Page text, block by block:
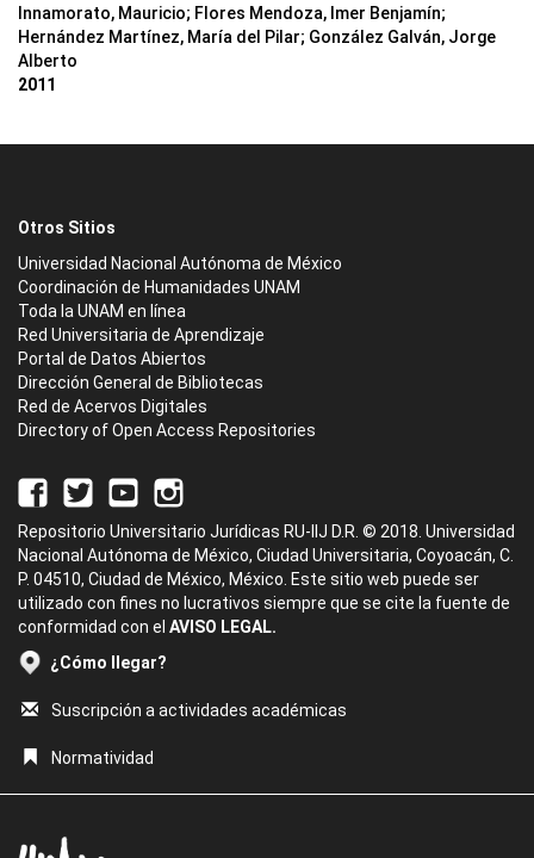
Innamorato, Mauricio; Flores Mendoza, Imer Benjamín;
Hernández Martínez, María del Pilar; González Galván, Jorge
Alberto
2011
Otros Sitios
Universidad Nacional Autónoma de México
Coordinación de Humanidades UNAM
Toda la UNAM en línea
Red Universitaria de Aprendizaje
Portal de Datos Abiertos
Dirección General de Bibliotecas
Red de Acervos Digitales
Directory of Open Access Repositories
Repositorio Universitario Jurídicas RU-IIJ D.R. © 2018. Universidad
Nacional Autónoma de México, Ciudad Universitaria, Coyoacán, C.
P. 04510, Ciudad de México, México. Este sitio web puede ser
utilizado con fines no lucrativos siempre que se cite la fuente de
conformidad con el AVISO LEGAL.
¿Cómo llegar?
Suscripción a actividades académicas
Normatividad